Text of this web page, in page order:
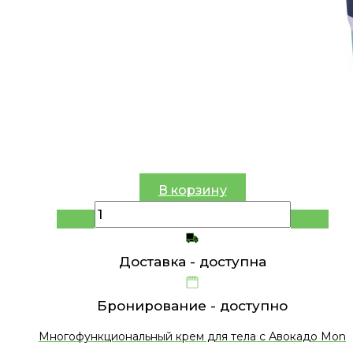
В корзину
Доставка - доступна
Бронирование - доступно
Многофункциональный крем для тела с Авокадо Mon